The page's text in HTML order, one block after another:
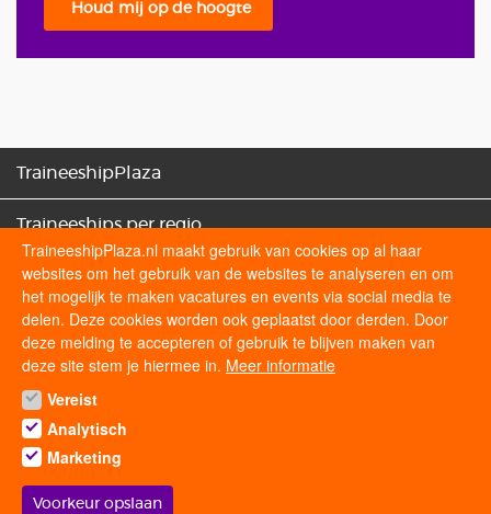
Houd mij op de hoogte
TraineeshipPlaza
Traineeships per regio
Traineeships categorieën
Sollicitatietips
TraineeshipPlaza.nl maakt gebruik van cookies op al haar
websites om het gebruik van de websites te analyseren en om
het mogelijk te maken vacatures en events via social media te
delen. Deze cookies worden ook geplaatst door derden. Door
deze melding te accepteren of gebruik te blijven maken van
deze site stem je hiermee in. Meer informatie
Vereist
Analytisch
Marketing
Voorkeur opslaan